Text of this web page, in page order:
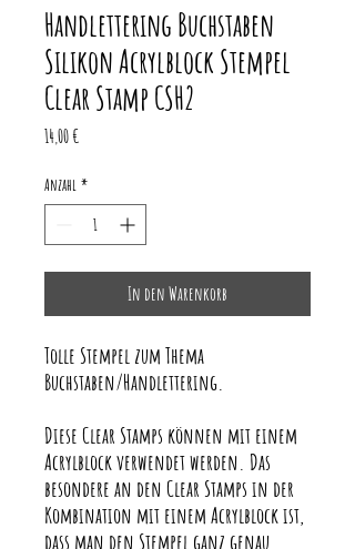
Handlettering Buchstaben
Silikon Acrylblock Stempel
Clear Stamp CSH2
14,00 €
Anzahl *
In den Warenkorb
Tolle Stempel zum Thema
Buchstaben/Handlettering.
Diese Clear Stamps können mit einem
Acrylblock verwendet werden. Das
besondere an den Clear Stamps in der
Kombination mit einem Acrylblock ist,
dass man den Stempel ganz genau